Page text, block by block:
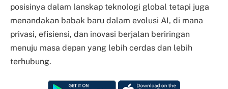
posisinya dalam lanskap teknologi global tetapi juga
menandakan babak baru dalam evolusi AI, di mana
privasi, efisiensi, dan inovasi berjalan beriringan
menuju masa depan yang lebih cerdas dan lebih
terhubung.